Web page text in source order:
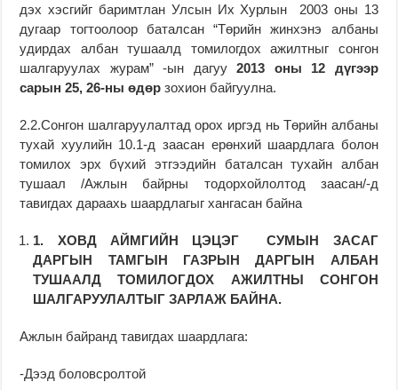
дэх хэсгийг баримтлан Улсын Их Хурлын 2003 оны 13
дугаар тогтоолоор баталсан “Төрийн жинхэнэ албаны
удирдах албан тушаалд томилогдох ажилтныг сонгон
шалгаруулах журам” -ын дагуу2013 оны 12 дүгээр
сарын 25, 26-ны өдөр зохион байгуулна.
2.2.Сонгон шалгаруулалтад орох иргэд нь Төрийн албаны
тухай хуулийн 10.1-д заасан ерөнхий шаардлага болон
томилох эрх бүхий этгээдийн баталсан тухайн албан
тушаал /Ажлын байрны тодорхойлолтод заасан/-д
тавигдах дараахь шаардлагыг хангасан байна
1. ХОВД АЙМГИЙН ЦЭЦЭГ СУМЫН ЗАСАГ
ДАРГЫН ТАМГЫН ГАЗРЫН ДАРГЫН АЛБАН
ТУШААЛД ТОМИЛОГДОХ АЖИЛТНЫ СОНГОН
ШАЛГАРУУЛАЛТЫГ ЗАРЛАЖ БАЙНА.
Ажлын байранд тавигдах шаардлага:
-Дээд боловсролтой